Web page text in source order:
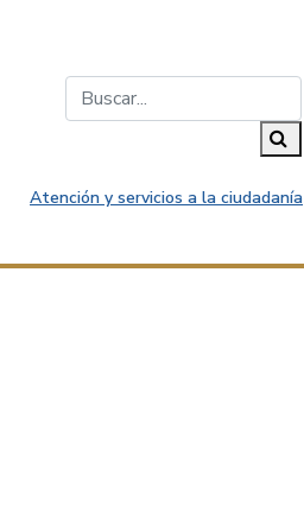
Atención y servicios a la ciudadanía